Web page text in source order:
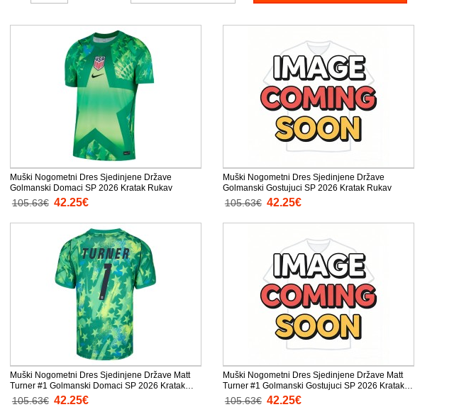
Muški Nogometni Dres Sjedinjene Države
Golmanski Domaci SP 2026 Kratak Rukav
105.63€ 42.25€
Muški Nogometni Dres Sjedinjene Države
Golmanski Gostujuci SP 2026 Kratak Rukav
105.63€ 42.25€
Muški Nogometni Dres Sjedinjene Države Matt
Turner #1 Golmanski Domaci SP 2026 Kratak
Rukav
105.63€ 42.25€
Muški Nogometni Dres Sjedinjene Države Matt
Turner #1 Golmanski Gostujuci SP 2026 Kratak
Rukav
105.63€ 42.25€